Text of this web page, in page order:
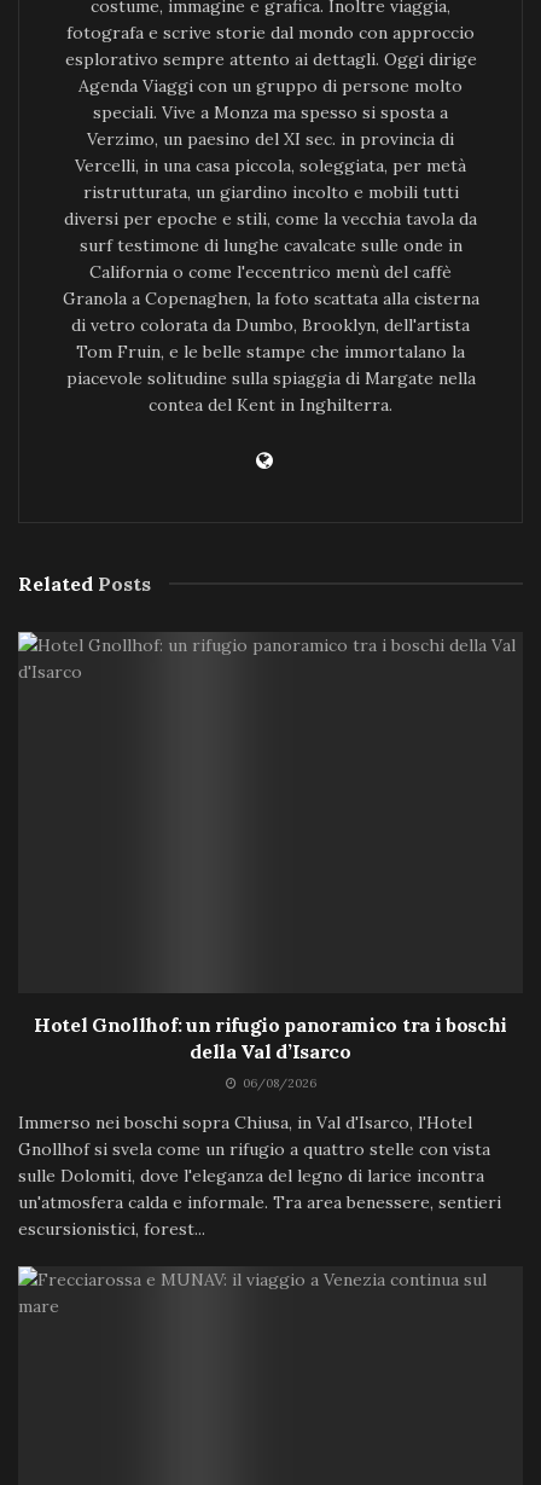
costume, immagine e grafica. Inoltre viaggia,
fotografa e scrive storie dal mondo con approccio
esplorativo sempre attento ai dettagli. Oggi dirige
Agenda Viaggi con un gruppo di persone molto
speciali. Vive a Monza ma spesso si sposta a
Verzimo, un paesino del XI sec. in provincia di
Vercelli, in una casa piccola, soleggiata, per metà
ristrutturata, un giardino incolto e mobili tutti
diversi per epoche e stili, come la vecchia tavola da
surf testimone di lunghe cavalcate sulle onde in
California o come l'eccentrico menù del caffè
Granola a Copenaghen, la foto scattata alla cisterna
di vetro colorata da Dumbo, Brooklyn, dell'artista
Tom Fruin, e le belle stampe che immortalano la
piacevole solitudine sulla spiaggia di Margate nella
contea del Kent in Inghilterra.
Related Posts
Hotel Gnollhof: un rifugio panoramico tra i boschi
della Val d’Isarco
06/08/2026
Immerso nei boschi sopra Chiusa, in Val d'Isarco, l'Hotel
Gnollhof si svela come un rifugio a quattro stelle con vista
sulle Dolomiti, dove l'eleganza del legno di larice incontra
un'atmosfera calda e informale. Tra area benessere, sentieri
escursionistici, forest...